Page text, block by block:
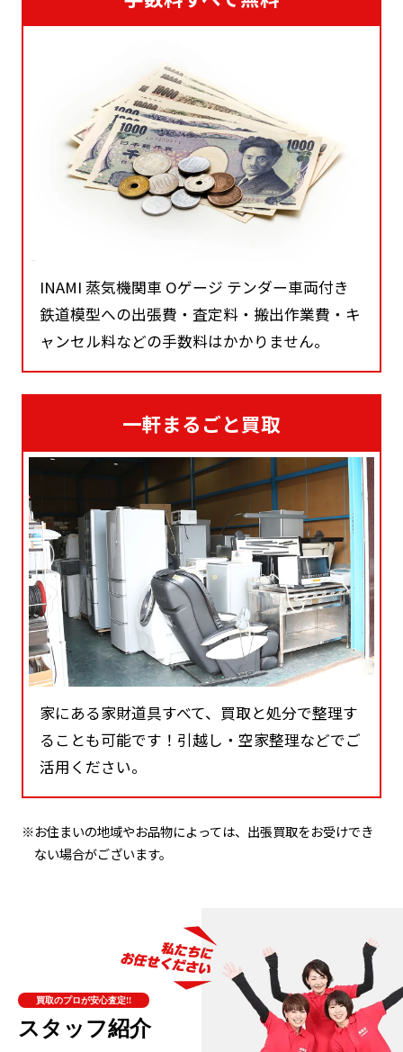
INAMI 蒸気機関車 Oゲージ テンダー車両付き
鉄道模型への出張費・査定料・搬出作業費・キ
ャンセル料などの手数料はかかりません。
一軒まるごと買取
家にある家財道具すべて、買取と処分で整理す
ることも可能です！引越し・空家整理などでご
活用ください。
※お住まいの地域やお品物によっては、出張買取をお受けでき
ない場合がございます。
買取のプロが安心査定!!
スタッフ紹介